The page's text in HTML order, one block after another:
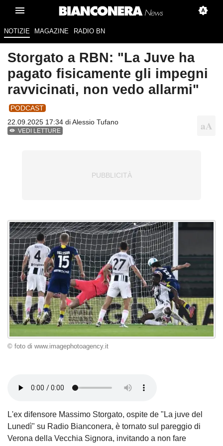
NOTIZIE MAGAZINE RADIO BN
Storgato a RBN: "La Juve ha
pagato fisicamente gli impegni
ravvicinati, non vedo allarmi"
PODCAST
22.09.2025 17:34 diAlessio Tufano
VEDI LETTURE
© foto di www.imagephotoagency.it
L'ex difensore Massimo Storgato, ospite de "La juve del
Lunedì" su Radio Bianconera, è tornato sul pareggio di
Verona della Vecchia Signora, invitando a non fare